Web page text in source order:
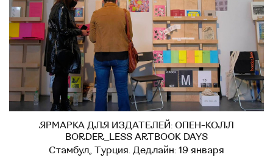
ЯРМАРКА ДЛЯ ИЗДАТЕЛЕЙ: ОПЕН-КОЛЛ
BORDER_LESS ARTBOOK DAYS
Стамбул, Турция. Дедлайн: 19 января